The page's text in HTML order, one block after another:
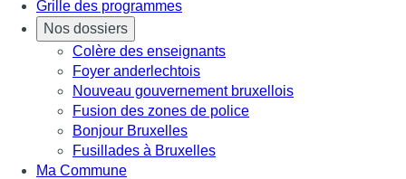
Grille des programmes
Nos dossiers
Colère des enseignants
Foyer anderlechtois
Nouveau gouvernement bruxellois
Fusion des zones de police
Bonjour Bruxelles
Fusillades à Bruxelles
Ma Commune